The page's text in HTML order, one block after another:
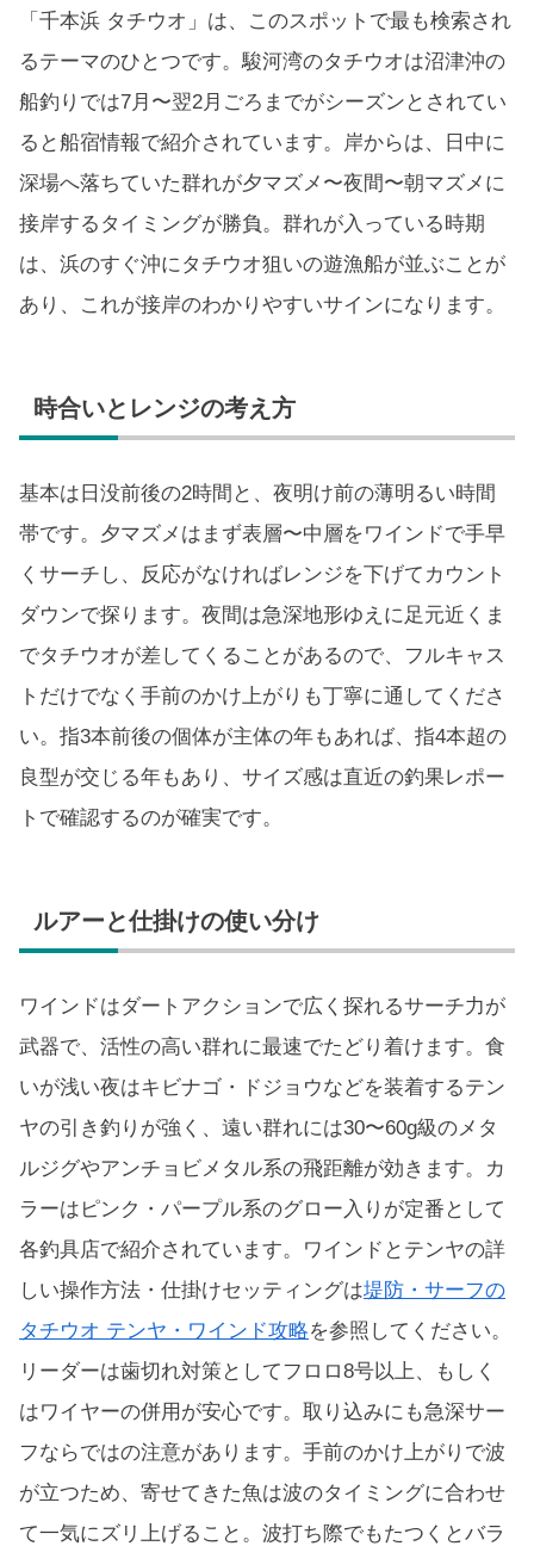
「千本浜 タチウオ」は、このスポットで最も検索され
るテーマのひとつです。駿河湾のタチウオは沼津沖の
船釣りでは7月〜翌2月ごろまでがシーズンとされてい
ると船宿情報で紹介されています。岸からは、日中に
深場へ落ちていた群れが夕マズメ〜夜間〜朝マズメに
接岸するタイミングが勝負。群れが入っている時期
は、浜のすぐ沖にタチウオ狙いの遊漁船が並ぶことが
あり、これが接岸のわかりやすいサインになります。
時合いとレンジの考え方
基本は日没前後の2時間と、夜明け前の薄明るい時間
帯です。夕マズメはまず表層〜中層をワインドで手早
くサーチし、反応がなければレンジを下げてカウント
ダウンで探ります。夜間は急深地形ゆえに足元近くま
でタチウオが差してくることがあるので、フルキャス
トだけでなく手前のかけ上がりも丁寧に通してくださ
い。指3本前後の個体が主体の年もあれば、指4本超の
良型が交じる年もあり、サイズ感は直近の釣果レポー
トで確認するのが確実です。
ルアーと仕掛けの使い分け
ワインドはダートアクションで広く探れるサーチ力が
武器で、活性の高い群れに最速でたどり着けます。食
いが浅い夜はキビナゴ・ドジョウなどを装着するテン
ヤの引き釣りが強く、遠い群れには30〜60g級のメタ
ルジグやアンチョビメタル系の飛距離が効きます。カ
ラーはピンク・パープル系のグロー入りが定番として
各釣具店で紹介されています。ワインドとテンヤの詳
しい操作方法・仕掛けセッティングは堤防・サーフの
タチウオ テンヤ・ワインド攻略を参照してください。
リーダーは歯切れ対策としてフロロ8号以上、もしく
はワイヤーの併用が安心です。取り込みにも急深サー
フならではの注意があります。手前のかけ上がりで波
が立つため、寄せてきた魚は波のタイミングに合わせ
て一気にズリ上げること。波打ち際でもたつくとバラ